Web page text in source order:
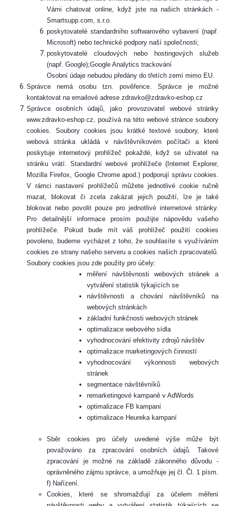
Vámi chatovat online, když jste na našich stránkách -
Smartsupp.com, s.r.o.
poskytovatelé standardního softwarového vybavení (např.
Microsoft) nebo technické podpory naší společnosti;
poskytovatelé cloudových nebo hostingových služeb
(např. Google);Google Analytics trackování
Osobní údaje nebudou předány do třetích zemí mimo EU.
Správce nemá osobu tzn. pověřence. Správce je možné
kontaktovat na emailové adrese zdravko@zdravko-eshop.cz
Správce osobních údajů, jako provozovatel webové stránky
www.zdravko-eshop.cz, používá na této webové stránce soubory
cookies. Soubory cookies jsou krátké textové soubory, které
webová stránka ukládá v návštěvníkovém počítači a které
poskytuje internetový prohlížeč pokaždé, když se uživatel na
stránku vrátí. Standardní webové prohlížeče (Internet Explorer,
Mozilla Firefox, Google Chrome apod.) podporují správu cookies.
V rámci nastavení prohlížečů můžete jednotlivé cookie ručně
mazat, blokovat či zcela zakázat jejich použití, lze je také
blokovat nebo povolit pouze pro jednotlivé internetové stránky.
Pro detailnější informace prosím použijte nápovědu vašeho
prohlížeče. Pokud bude mít váš prohlížeč použití cookies
povoleno, budeme vycházet z toho, že souhlasíte s využíváním
cookies ze strany našeho serveru a cookies našich zpracovatelů.
Soubory cookies jsou zde použity pro účely:
měření návštěvnosti webových stránek a
vytváření statistik týkajících se
návštěvnosti a chování návštěvníků na
webových stránkách
základní funkčnosti webových stránek
optimalizace webového sídla
vyhodnocování efektivity zdrojů návštěv
optimalizace marketingových činností
vyhodnocování výkonnosti webových
stránek
segmentace návštěvníků
remarketingové kampaně v AdWords
optimalizace FB kampaní
optimalizace Heureka kampaní
Sběr cookies pro účely uvedené výše může být
považováno za zpracování osobních údajů. Takové
zpracování je možné na základě zákonného důvodu -
oprávněného zájmu správce, a umožňuje jej čl. Čl. 1 písm.
f) Nařízení.
Cookies, které se shromažďují za účelem měření